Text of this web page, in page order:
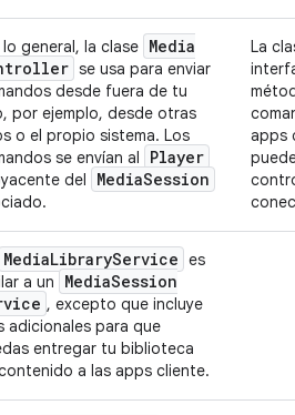
lo general, la clase Media
se usa para enviar
desde fuera de tu
por ejemplo, desde otras
o el propio sistema. Los
se envían al
Player
del MediaSession
La
apps
MediaLibraryService es
a un
MediaSession
, excepto que incluye
adicionales para que
entregar tu biblioteca
a las apps cliente.